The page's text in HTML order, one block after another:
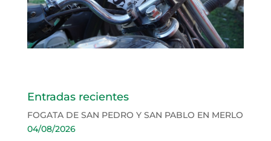
Entradas recientes
FOGATA DE SAN PEDRO Y SAN PABLO EN MERLO
04/08/2026